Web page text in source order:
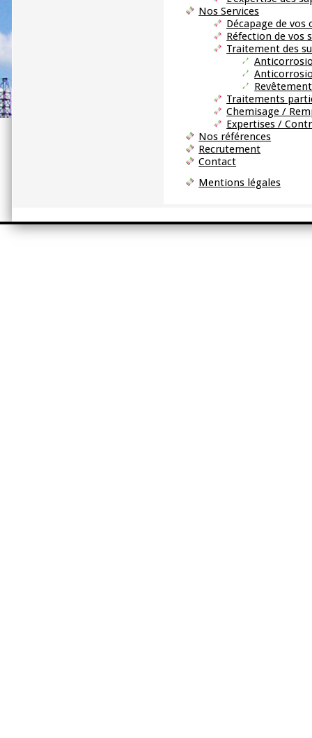
Nos Services
Décapage de vos
Réfection de vos
Traitement des
Traitements
Chemisage /
Expertises /
Nos références
Recrutement
Contact
Mentions légales